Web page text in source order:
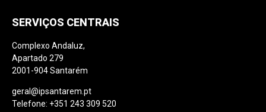
SERVIÇOS CENTRAIS
Complexo Andaluz,
Apartado 279
2001-904 Santarém
geral@ipsantarem.pt
Telefone: +351 243 309 520